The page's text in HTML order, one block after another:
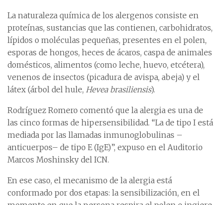
La naturaleza química de los alergenos consiste en
proteínas, sustancias que las contienen, carbohidratos,
lípidos o moléculas pequeñas, presentes en el polen,
esporas de hongos, heces de ácaros, caspa de animales
domésticos, alimentos (como leche, huevo, etcétera),
venenos de insectos (picadura de avispa, abeja) y el
látex (árbol del hule, Hevea brasiliensis).
Rodríguez Romero comentó que la alergia es una de
las cinco formas de hipersensibilidad. “La de tipo I está
mediada por las llamadas inmunoglobulinas –
anticuerpos– de tipo E (IgE)”, expuso en el Auditorio
Marcos Moshinsky del ICN.
En ese caso, el mecanismo de la alergia está
conformado por dos etapas: la sensibilización, en el